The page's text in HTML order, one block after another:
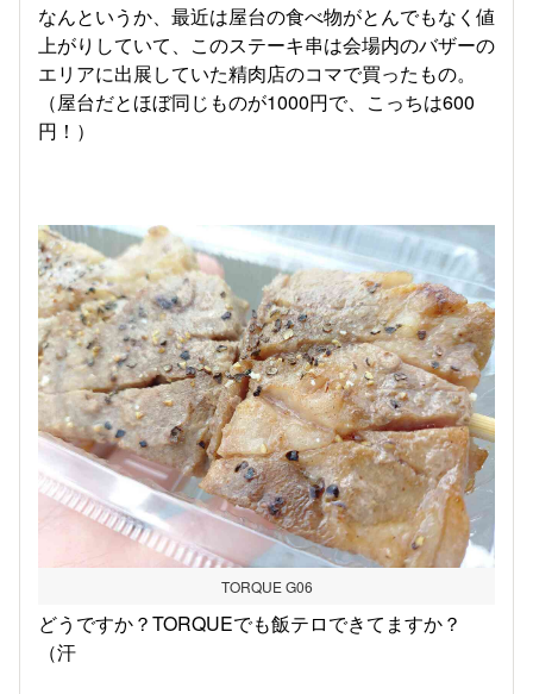
なんというか、最近は屋台の食べ物がとんでもなく値
上がりしていて、このステーキ串は会場内のバザーの
エリアに出展していた精肉店のコマで買ったもの。
（屋台だとほぼ同じものが1000円で、こっちは600
円！）
TORQUE G06
どうですか？TORQUEでも飯テロできてますか？
（汗